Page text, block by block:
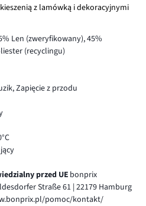
z lamówką i dekoracyjnymi
Len (zweryfikowany), 45%
(recyclingu)
Zapięcie z przodu
przed UE bonprix
Straße 61 | 22179 Hamburg
pomoc/kontakt/